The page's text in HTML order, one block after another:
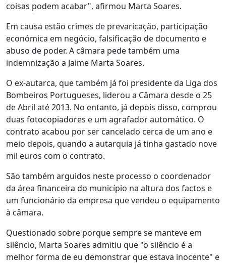
coisas podem acabar", afirmou Marta Soares.
Em causa estão crimes de prevaricação, participação
económica em negócio, falsificação de documento e
abuso de poder. A câmara pede também uma
indemnização a Jaime Marta Soares.
O ex-autarca, que também já foi presidente da Liga dos
Bombeiros Portugueses, liderou a Câmara desde o 25
de Abril até 2013. No entanto, já depois disso, comprou
duas fotocopiadores e um agrafador automático. O
contrato acabou por ser cancelado cerca de um ano e
meio depois, quando a autarquia já tinha gastado nove
mil euros com o contrato.
São também arguidos neste processo o coordenador
da área financeira do município na altura dos factos e
um funcionário da empresa que vendeu o equipamento
à câmara.
Questionado sobre porque sempre se manteve em
silêncio, Marta Soares admitiu que "o silêncio é a
melhor forma de eu demonstrar que estava inocente" e